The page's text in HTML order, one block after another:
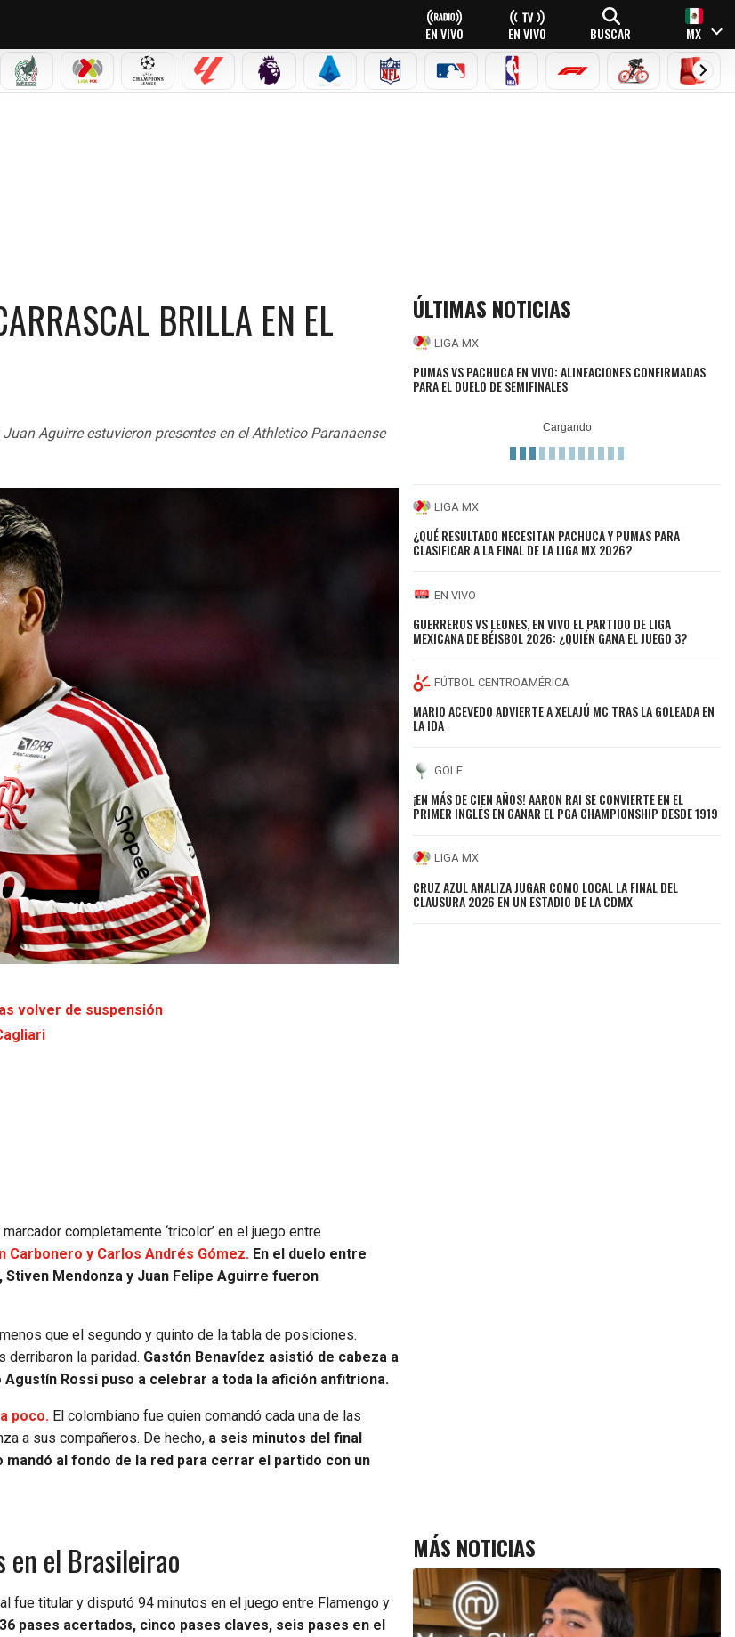
EN VIVO EN VIVO BUSCAR MX
2026
SELECCIÓN MEXICANA
LIGA MX CHAMPIONS LEAGUE
LALIGA PREMIER LEAGUE
SERIE A NFL MLB NBA FÓRMULA 1CICLISMOBOXEO
BRILLA EN EL
Aguirre estuvieron presentes en el Athletico Paranaense
volver de suspensión
completamente ‘tricolor’ en el juego entre
Carbonero y Carlos Andrés Gómez. En el duelo entre
Mendonza y Juan Felipe Aguirre fueron
que el segundo y quinto de la tabla de posiciones.
derribaron la paridad. Gastón Benavídez asistió de cabeza a
Rossi puso a celebrar a toda la afición anfitriona.
poco. El colombiano fue quien comandó cada una de las
a sus compañeros. De hecho, a seis minutos del final
al fondo de la red para cerrar el partido con un
en el Brasileirao
fue titular y disputó 94 minutos en el juego entre Flamengo y
pases acertados, cinco pases claves, seis pases en el
ÚLTIMAS NOTICIAS
LIGA MX
PUMAS VS PACHUCA EN VIVO: ALINEACIONES CONFIRMADAS
PARA EL DUELO DE SEMIFINALES
LIGA MX
¿QUÉ RESULTADO NECESITAN PACHUCA Y PUMAS PARA
CLASIFICAR A LA FINAL DE LA LIGA MX 2026?
EN VIVO
GUERREROS VS LEONES, EN VIVO EL PARTIDO DE LIGA
MEXICANA DE BÉISBOL 2026: ¿QUIÉN GANA EL JUEGO 3?
FÚTBOL CENTROAMÉRICA
MARIO ACEVEDO ADVIERTE A XELAJÚ MC TRAS LA GOLEADA EN
LA IDA
GOLF
¡EN MÁS DE CIEN AÑOS! AARON RAI SE CONVIERTE EN EL
PRIMER INGLÉS EN GANAR EL PGA CHAMPIONSHIP DESDE 1919
LIGA MX
CRUZ AZUL ANALIZA JUGAR COMO LOCAL LA FINAL DEL
CLAUSURA 2026 EN UN ESTADIO DE LA CDMX
MÁS NOTICIAS